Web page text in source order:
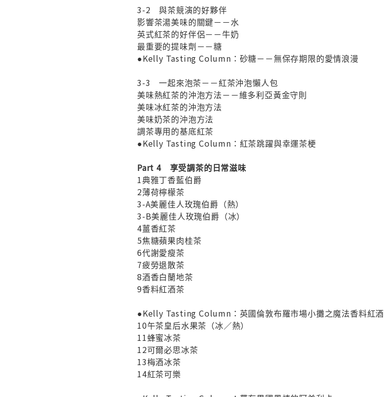
3-2 與茶競演的好夥伴
影響茶湯美味的關鍵－－水
英式紅茶的好伴侶－－牛奶
最重要的提味劑－－糖
●Kelly Tasting Column：砂糖－－無保存期限的愛情浪漫
3-3 一起來泡茶－－紅茶沖泡懶人包
美味熱紅茶的沖泡方法－－維多利亞黃金守則
美味冰紅茶的沖泡方法
美味奶茶的沖泡方法
調茶專用的基底紅茶
●Kelly Tasting Column：紅茶跳躍與幸運茶梗
Part 4 享受調茶的日常滋味
1典雅丁香藍伯爵
2薄荷檸檬茶
3-A美麗佳人玫瑰伯爵（熱）
3-B美麗佳人玫瑰伯爵（冰）
4薑香紅茶
5焦糖蘋果肉桂茶
6代謝愛瘦茶
7疲勞退散茶
8酒香白蘭地茶
9香料紅酒茶
●Kelly Tasting Column：英國倫敦布羅市場小攤之魔法香料紅酒
10午茶皇后水果茶（冰／熱）
11蜂蜜冰茶
12可爾必思冰茶
13梅酒冰茶
14紅茶可樂